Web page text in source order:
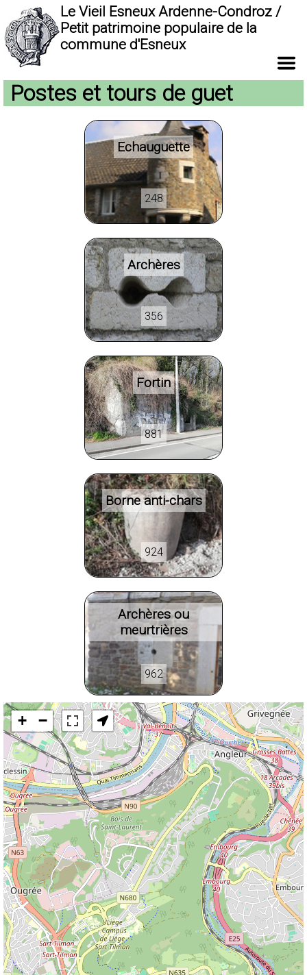
Le Vieil Esneux Ardenne-Condroz /
Petit patrimoine populaire de la
commune d'Esneux
Postes et tours de guet
Echauguette
248
Archères
356
Fortin
881
Borne anti-chars
924
Archères ou
meurtrières
962
+ −